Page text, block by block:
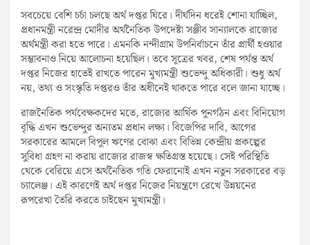
সবচেয়ে বেশি চর্চা চলছে অর্থ দপ্তর ঘিরে। দীর্ঘদিন ধরেই শোনা যাচ্ছিল,
প্রধানমন্ত্রী নরেন্দ্র মোদীর অর্থনৈতিক উপদেষ্টা সঞ্জীব সান্যালকে রাজ্যের
অর্থমন্ত্রী করা হতে পারে। এমনকি নন্দীগ্রাম উপনির্বাচনে তাঁর প্রার্থী হওয়ার
সম্ভাবনাও নিয়ে আলোচনা হয়েছিল। তবে সূত্রের খবর, শেষ পর্যন্ত অর্থ
দপ্তর নিজের হাতেই রাখতে পারেন মুখ্যমন্ত্রী শুভেন্দু অধিকারী। শুধু অর্থ
নয়, তথ্য ও সংস্কৃতি দপ্তরও তাঁর অধীনেই থাকতে পারে বলে জানা যাচ্ছে।
রাজনৈতিক পর্যবেক্ষকদের মতে, রাজ্যের আর্থিক পুনর্গঠন এবং বিনিয়োগ
বৃদ্ধি এখন শুভেন্দুর অন্যতম প্রধান লক্ষ্য। বিজেপির দাবি, আগের
সরকারের আমলে বিপুল ঋণের বোঝা এবং বিভিন্ন কেন্দ্রীয় প্রকল্পের
সুবিধা গ্রহণ না করায় রাজ্যের রাজস্ব ক্ষতিগ্রস্ত হয়েছে। সেই পরিস্থিতি
থেকে বেরিয়ে এসে অর্থনৈতিক গতি ফেরানোই এখন নতুন সরকারের বড়
চ্যালেঞ্জ। এই কারণেই অর্থ দপ্তর নিজের নিয়ন্ত্রণে রেখে উন্নয়নের
রূপরেখা তৈরি করতে চাইছেন মুখ্যমন্ত্রী।